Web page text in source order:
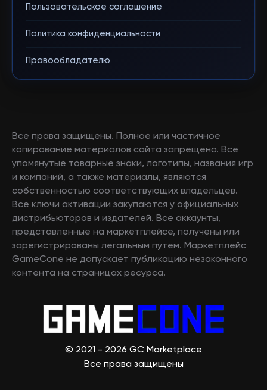
Пользовательское соглашение
Политика конфиденциальности
Правообладателю
Все права защищены. Полное или частичное
копирование материалов сайта запрещено. Все
упомянутые товарные знаки, логотипы, названия игр
и компаний, а также материалы, являются
собственностью соответствующих владельцев.
Все ключи активации закупаются у официальных
дистрибьюторов и издателей. Все аккаунты,
представленные на маркетплейсе, получены или
зарегистрированы легальным путем. Маркетплейс
GameCone не допускает публикацию незаконного
контента на страницах ресурса.
© 2021 - 2026 GC Marketplace
Все права защищены